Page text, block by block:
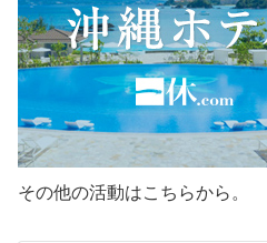
その他の活動はこちらから。